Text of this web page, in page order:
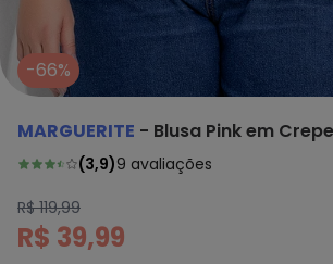
-66%
MARGUERITE - Blusa Pink em
(3,9)9 avaliações
R$ 119,99
R$ 39,99